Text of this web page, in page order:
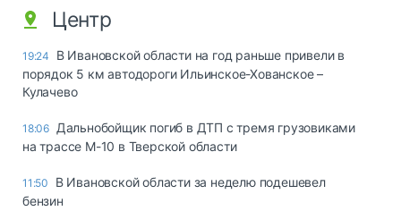
Центр
19:24
В Ивановской области на год раньше привели в
порядок 5 км автодороги Ильинское-Хованское –
Кулачево
18:06 Дальнобойщик погиб в ДТП с тремя грузовиками
на трассе М-10 в Тверской области
11:50
В Ивановской области за неделю подешевел
бензин